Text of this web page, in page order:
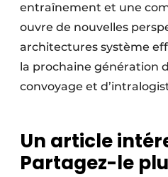
entraînement et une
ouvre de nouvelles
architectures système
la prochaine génération
convoyage et
Un article
Partagez-le